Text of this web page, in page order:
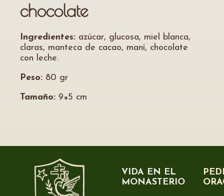
chocolate
Ingredientes: azúcar, glucosa, miel blanca,
claras, manteca de cacao, maní, chocolate
con leche.
Peso: 80 gr
Tamaño: 9×5 cm
VIDA EN EL
MONASTERIO